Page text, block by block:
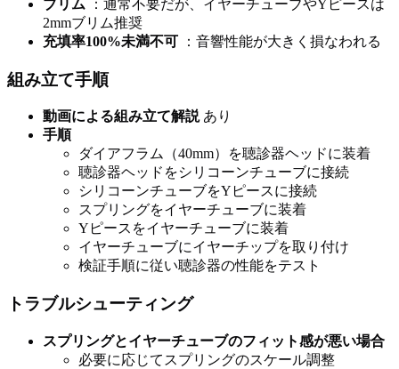
ブリム ：通常不要だが、イヤーチューブやYピースは
2mmブリム推奨
充填率100%未満不可 ：音響性能が大きく損なわれる
組み立て手順
動画による組み立て解説あり
手順
ダイアフラム（40mm）を聴診器ヘッドに装着
聴診器ヘッドをシリコーンチューブに接続
シリコーンチューブをYピースに接続
スプリングをイヤーチューブに装着
Yピースをイヤーチューブに装着
イヤーチューブにイヤーチップを取り付け
検証手順に従い聴診器の性能をテスト
トラブルシューティング
スプリングとイヤーチューブのフィット感が悪い場合
必要に応じてスプリングのスケール調整